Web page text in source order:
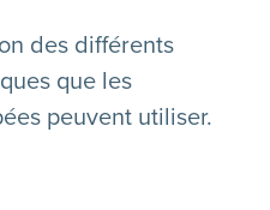
des différents
que les
peuvent utiliser.